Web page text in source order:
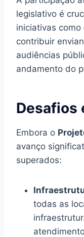
legislativo é
iniciativas como
contribuir
audiências
andamento do
Desafios
Embora o
avanço
superados:
todas as